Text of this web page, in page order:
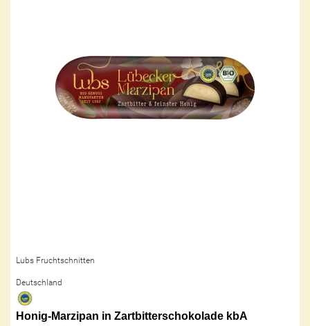
Lubs Fruchtschnitten
Deutschland
Honig-Marzipan in Zartbitterschokolade kbA